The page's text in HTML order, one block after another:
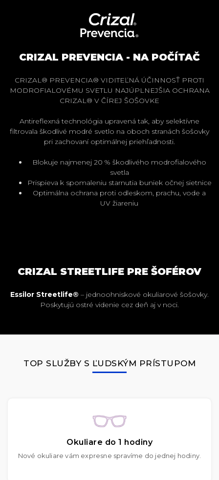
CRIZAL PREVENCIA - NA POČÍTAČ
CRIZAL® PREVENCIA® VIDITEĽNÁ ÚČINNOSŤ PROTI
MODROFIALOVÉMU SVETLU NAJÚPLNEJŠIA OCHRANA
CRIZAL® V ČÍREJ ŠOŠOVKE
Antireflexná technológia upravená tak, aby selektívne
filtrovala škodlivé modré svetlo na oboch stranách šošovky
pri zachovaní optimálnej priehľadnosti.
Blokuje najmenej 20 % škodlivého modrofialového
svetla
Prispieva k spomaleniu starnutia buniek očnej sietnice
Optimálna ochrana proti odleskom, prachu, vode a
UV žiareniu
CRIZAL STREETLIFE PRE ŠOFÉROV
Essilor Streetlife® – jednoohniskové okuliarové šošovky.
Poskytujú ostré videnie cez deň aj v noci.
TOP SLUŽBY S ĽUDSKÝM PRÍSTUPOM
Okuliare do 1 hodiny
Nové okuliare vám expresne spravíme do jednej hodiny.